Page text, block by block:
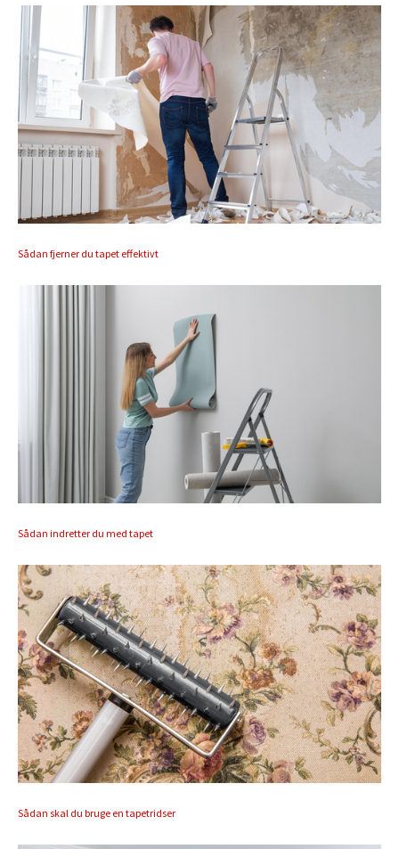
Sådan fjerner du tapet effektivt
Sådan indretter du med tapet
Sådan skal du bruge en tapetridser